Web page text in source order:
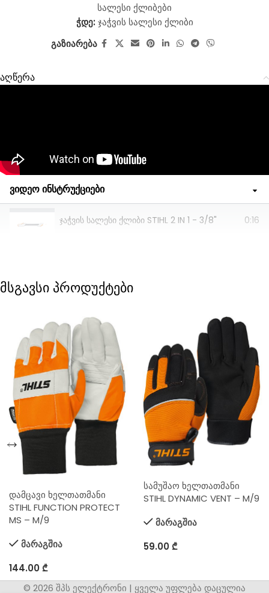
სალესი ქლიბები
ჭდე: ჯაჭვის სალესი ქლიბი
გაზიარება
აღწერა
ვიდეო ინსტრუქციები
ჯაჭვის სალესი ქლიბი STIHL 2 IN 1 - 3/8" 0:16
მსგავსი პროდუქტები
დამცავი ხელთათმანი
STIHL FUNCTION PROTECT
MS – M/9
მარაგშია
144.00₾
სამუშაო ხელთათმანი
STIHL DYNAMIC VENT – M/9
მარაგშია
59.00₾
© 2026 შპს ელექტრონი | ყველა უფლება დაცულია